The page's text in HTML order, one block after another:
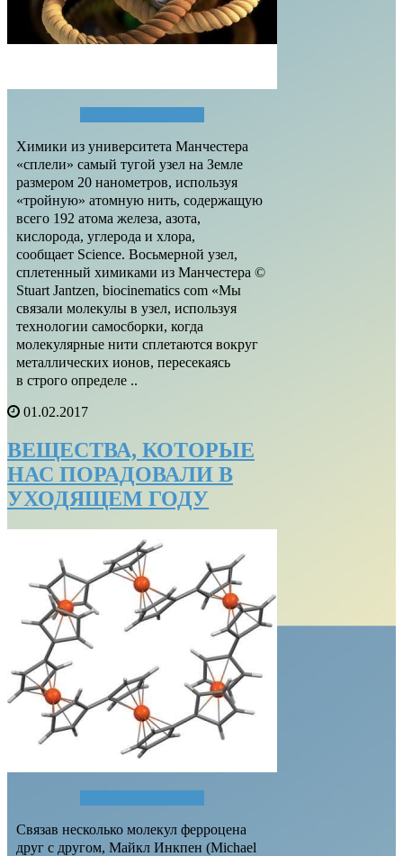
Химики из университета Манчестера
«сплели» самый тугой узел на Земле
размером 20 нанометров, используя
«тройную» атомную нить, содержащую
всего 192 атома железа, азота,
кислорода, углерода и хлора,
сообщает Science. Восьмерной узел,
сплетенный химиками из Манчестера ©
Stuart Jantzen, biocinematics com «Мы
связали молекулы в узел, используя
технологии самосборки, когда
молекулярные нити сплетаются вокруг
металлических ионов, пересекаясь
в строго определе ..
01.02.2017
ВЕЩЕСТВА, КОТОРЫЕ
НАС ПОРАДОВАЛИ В
УХОДЯЩЕМ ГОДУ
Связав несколько молекул ферроцена
друг с другом, Майкл Инкпен (Michael